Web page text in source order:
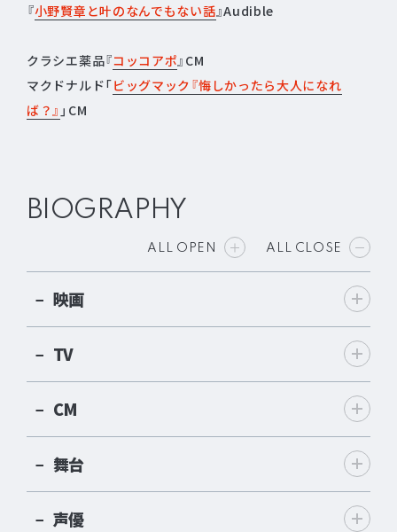
『小野賢章と叶のなんでもない話 』Audible
クラシエ薬品『コッコアポ 』CM
マクドナルド「ビッグマック『悔しかったら大人になれ
ば？』 」CM
BIOGRAPHY
ALL OPEN ALL CLOSE
映画
TV
CM
舞台
声優